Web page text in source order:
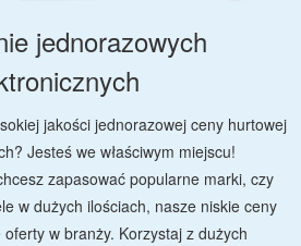
jednorazowych
jakości jednorazowej ceny hurtowej
Jesteś we właściwym miejscu!
zapasować popularne marki, czy
w dużych ilościach, nasze niskie ceny
w branży. Korzystaj z dużych